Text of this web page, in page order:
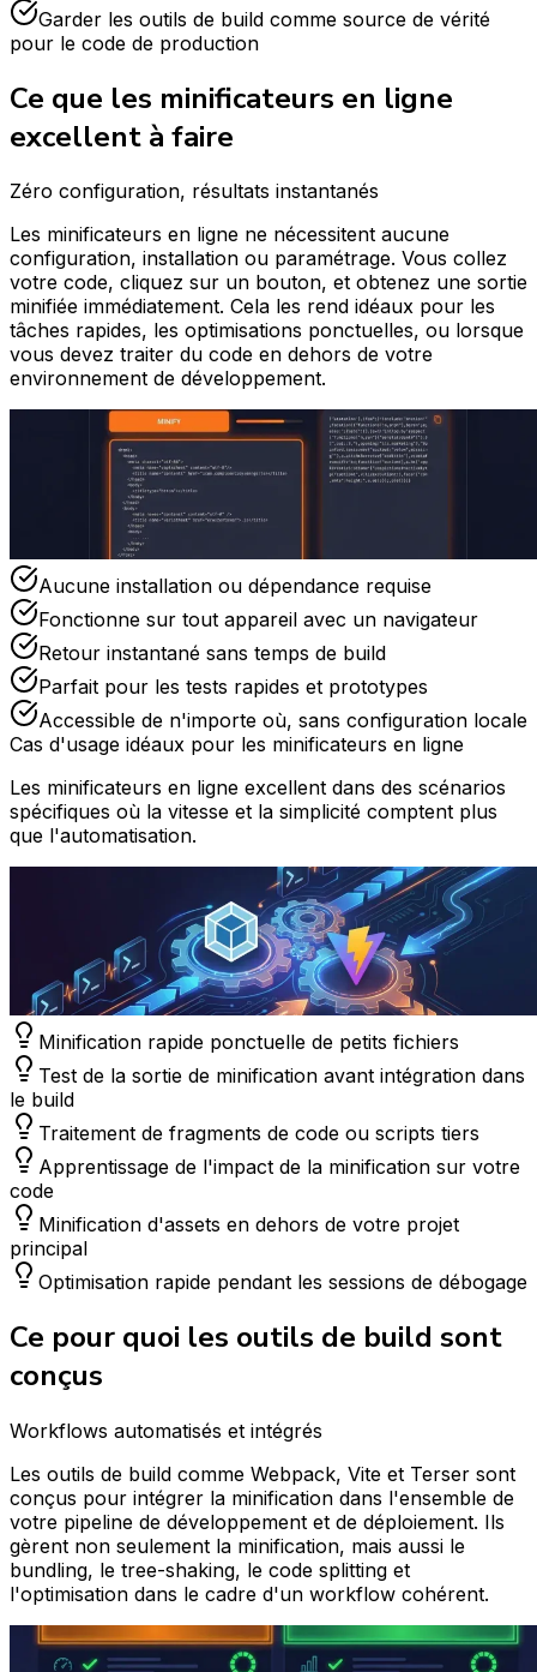
Garder les outils de build comme source de vérité
pour le code de production
Ce que les minificateurs en ligne
excellent à faire
Zéro configuration, résultats instantanés
Les minificateurs en ligne ne nécessitent aucune
configuration, installation ou paramétrage. Vous collez
votre code, cliquez sur un bouton, et obtenez une sortie
minifiée immédiatement. Cela les rend idéaux pour les
tâches rapides, les optimisations ponctuelles, ou lorsque
vous devez traiter du code en dehors de votre
environnement de développement.
Aucune installation ou dépendance requise
Fonctionne sur tout appareil avec un navigateur
Retour instantané sans temps de build
Parfait pour les tests rapides et prototypes
Accessible de n'importe où, sans configuration locale
Cas d'usage idéaux pour les minificateurs en ligne
Les minificateurs en ligne excellent dans des scénarios
spécifiques où la vitesse et la simplicité comptent plus
que l'automatisation.
Minification rapide ponctuelle de petits fichiers
Test de la sortie de minification avant intégration dans
le build
Traitement de fragments de code ou scripts tiers
Apprentissage de l'impact de la minification sur votre
code
Minification d'assets en dehors de votre projet
principal
Optimisation rapide pendant les sessions de débogage
Ce pour quoi les outils de build sont
conçus
Workflows automatisés et intégrés
Les outils de build comme Webpack, Vite et Terser sont
conçus pour intégrer la minification dans l'ensemble de
votre pipeline de développement et de déploiement. Ils
gèrent non seulement la minification, mais aussi le
bundling, le tree-shaking, le code splitting et
l'optimisation dans le cadre d'un workflow cohérent.